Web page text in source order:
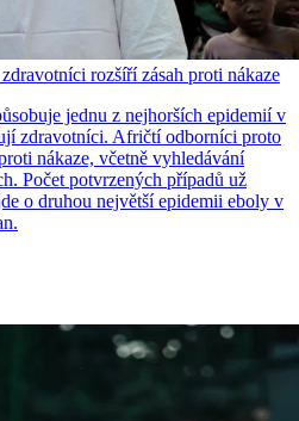
rozšíří zásah proti nákaze
jednu z nejhorších epidemií v
zdravotníci. Afričtí odborníci proto
nákaze, včetně vyhledávání
Počet potvrzených případů už
o druhou největší epidemii eboly v